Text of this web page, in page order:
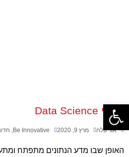
פתח סרגל נגישות
קורסי Data Science
אור פלח מרץ 9, 2020 Be Innovative
האופן שבו מדע הנתונים מתפתח